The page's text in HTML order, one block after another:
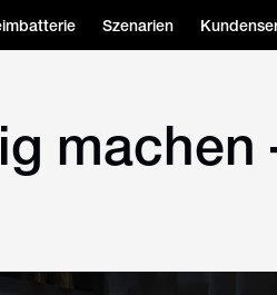
Szenarien
machen